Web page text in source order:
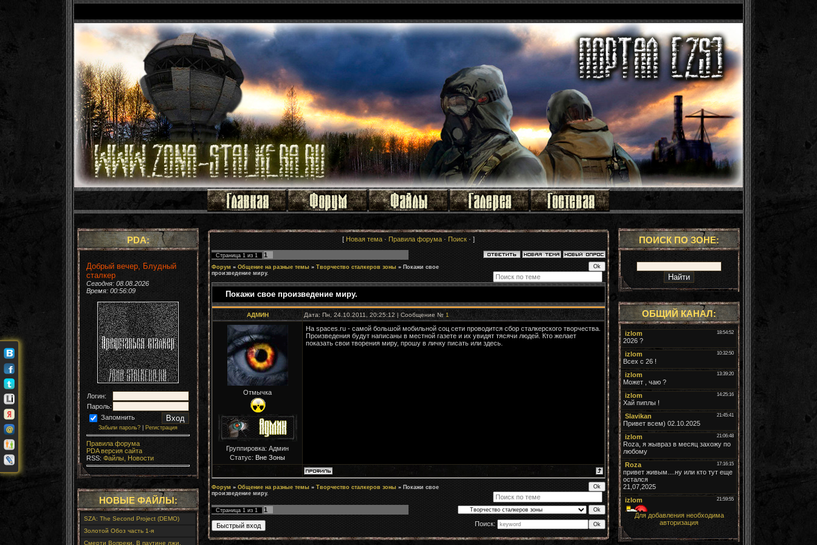
PDA:
Добрый вечер, Блудный
сталкер
Сегодня: 08.08.2026
Время: 00:56:10
Логин:
Пароль:
Запомнить
Забыли пароль? Регистрация
Правила форума
PDA версия сайта
RSS: Файлы, Новости
НОВЫЕ ФАЙЛЫ:
SZA: The Second Project (DEMO)
Золотой Обоз часть 1-я
Смерти Вопреки. В паутине лжи.
[ Новая тема · Правила форума · Поиск · ]
Страница 1 из 1 1
Форум » Общение на разные темы » Творчество сталкеров зоны » Покажи свое
произведение миру.
Покажи свое произведение миру.
АДМИН Дата: Пн, 24.10.2011, 20:25:12 | Сообщение № 1
Отмычка
Группировка: Админ
Статус: Вне Зоны
На spaces.ru - самой большой мобильной соц сети проводится сбор сталкерского творчества.
Произведения будут написаны в местной газете и их увидят тясячи людей. Кто желает
показать свои творения миру, прошу в личку писать или здесь.
Форум » Общение на разные темы » Творчество сталкеров зоны » Покажи свое
произведение миру.
Страница 1 из 1
1
Поиск:
ПОИСК ПО ЗОНЕ:
ОБЩИЙ КАНАЛ:
Для добавления необходима
авторизация